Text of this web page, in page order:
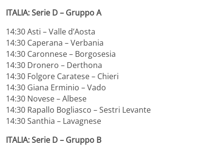
ITALIA: Serie D – Gruppo A
14:30 Asti – Valle d’Aosta
14:30 Caperana – Verbania
14:30 Caronnese – Borgosesia
14:30 Dronero – Derthona
14:30 Folgore Caratese – Chieri
14:30 Giana Erminio – Vado
14:30 Novese – Albese
14:30 Rapallo Bogliasco – Sestri Levante
14:30 Santhia – Lavagnese
ITALIA: Serie D – Gruppo B